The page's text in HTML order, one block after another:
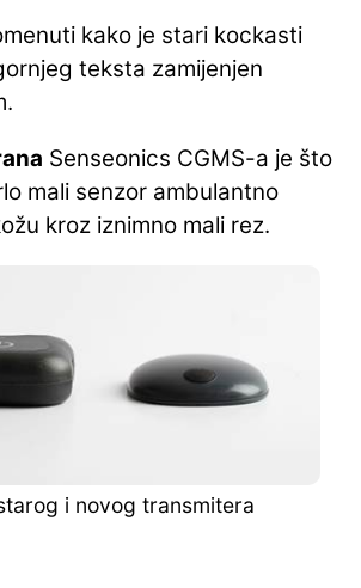
kako je stari kockasti
teksta zamijenjen
Senseonics CGMS-a je što
mali senzor ambulantno
kroz iznimno mali rez.
i novog transmitera